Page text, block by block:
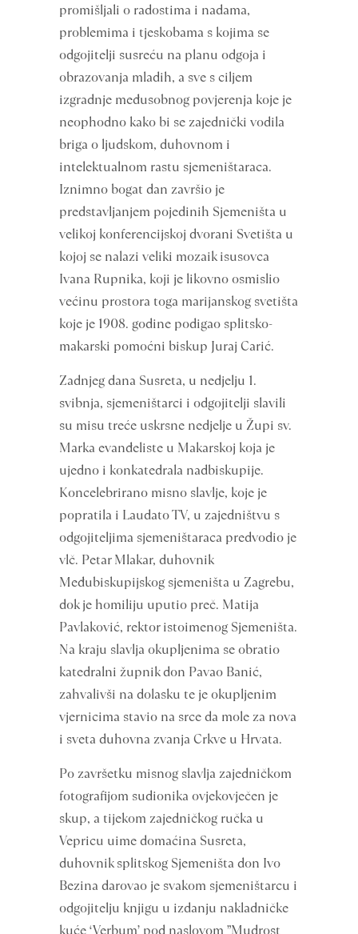
promišljali o radostima i nadama,
problemima i tjeskobama s kojima se
odgojitelji susreću na planu odgoja i
obrazovanja mladih, a sve s ciljem
izgradnje međusobnog povjerenja koje je
neophodno kako bi se zajednički vodila
briga o ljudskom, duhovnom i
intelektualnom rastu sjemeništaraca.
Iznimno bogat dan završio je
predstavljanjem pojedinih Sjemeništa u
velikoj konferencijskoj dvorani Svetišta u
kojoj se nalazi veliki mozaik isusovca
Ivana Rupnika, koji je likovno osmislio
većinu prostora toga marijanskog svetišta
koje je 1908. godine podigao splitsko-
makarski pomoćni biskup Juraj Carić.
Zadnjeg dana Susreta, u nedjelju 1.
svibnja, sjemeništarci i odgojitelji slavili
su misu treće uskrsne nedjelje u Župi sv.
Marka evanđeliste u Makarskoj koja je
ujedno i konkatedrala nadbiskupije.
Koncelebrirano misno slavlje, koje je
popratila i Laudato TV, u zajedništvu s
odgojiteljima sjemeništaraca predvodio je
vlč. Petar Mlakar, duhovnik
Međubiskupijskog sjemeništa u Zagrebu,
dok je homiliju uputio preč. Matija
Pavlaković, rektor istoimenog Sjemeništa.
Na kraju slavlja okupljenima se obratio
katedralni župnik don Pavao Banić,
zahvalivši na dolasku te je okupljenim
vjernicima stavio na srce da mole za nova
i sveta duhovna zvanja Crkve u Hrvata.
Po završetku misnog slavlja zajedničkom
fotografijom sudionika ovjekovječen je
skup, a tijekom zajedničkog ručka u
Vepricu uime domaćina Susreta,
duhovnik splitskog Sjemeništa don Ivo
Bezina darovao je svakom sjemeništarcu i
odgojitelju knjigu u izdanju nakladničke